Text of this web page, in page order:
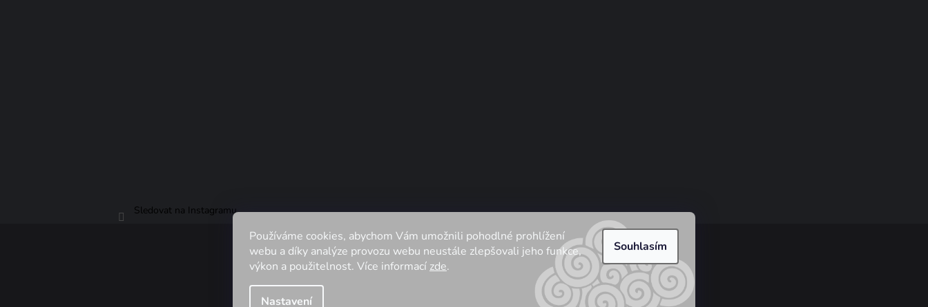
Používáme cookies, abychom Vám umožnili pohodlné prohlížení
webu a díky analýze provozu webu neustále zlepšovali jeho funkce,
výkon a použitelnost. Více informací zde.
Nastavení
Souhlasím
Sledovat na Instagramu
Vytvořil Shoptet | Tomáš Hlad
Copyright 2026 Upravit nastavení cookies